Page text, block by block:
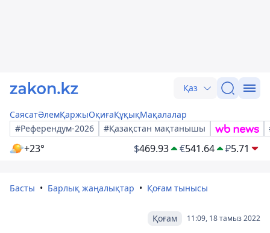
Қаз
СаясатӘлемҚаржыОқиғаҚұқықМақалалар
#Референдум-2026
#Қазақстан мақтанышы
+23° $469.93 €541.64 ₽5.71
Басты Барлық жаңалықтар Қоғам тынысы
11:09, 18 тамыз 2022
Қоғам